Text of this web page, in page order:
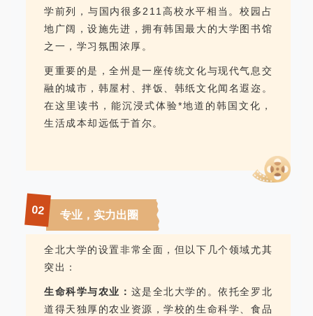
学前列，与国内很多211高校水平相当。校园占
地广阔，设施先进，拥有韩国最大的大学图书馆
之一，学习氛围浓厚。
更重要的是，全州是一座传统文化与现代气息交
融的城市，韩屋村、拌饭、韩纸文化闻名遐迩。
在这里读书，能沉浸式体验*地道的韩国文化，
生活成本却远低于首尔。
02 专业，实力出圈
全北大学的设置非常全面，但以下几个领域尤其
突出：
生命科学与农业： 这是全北大学的。依托全罗北
道得天独厚的农业资源，学校的生命科学、食品